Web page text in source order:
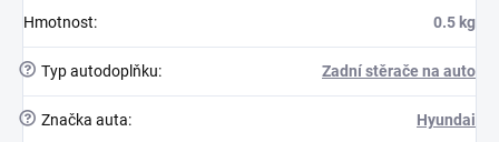
Hmotnost: 0.5 kg
? Typ autodoplňku: Zadní stěrače na auto
? Značka auta: Hyundai